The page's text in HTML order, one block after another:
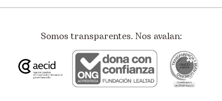
Somos transparentes. Nos avalan: